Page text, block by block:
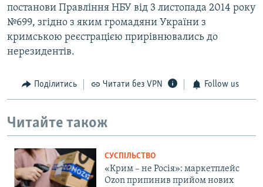
постанови Правління НБУ від 3 листопада 2014 року
№699, згідно з яким громадяни України з
кримською реєстрацією прирівнювались до
нерезидентів.
Поділитись Читати без VPN Follow us
Читайте також
СУСПІЛЬСТВО
«Крим – не Росія»: маркетплейс
Ozon припинив прийом нових